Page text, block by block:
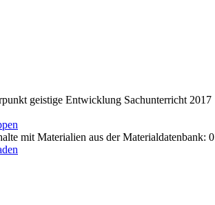
geistige Entwicklung Sachunterricht 2017
mit Materialien aus der Materialdatenbank: 0